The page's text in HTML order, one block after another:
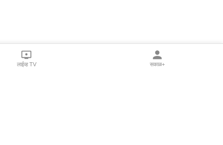
लाईव्ह TV सकाळ+